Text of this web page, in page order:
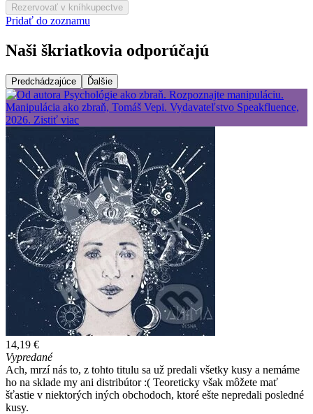
Rezervovať v kníhkupectve
Pridať do zoznamu
Naši škriatkovia odporúčajú
Predchádzajúce Ďalšie
14,19 €
Vypredané
Ach, mrzí nás to, z tohto titulu sa už predali všetky kusy a nemáme
ho na sklade my ani distribútor :( Teoreticky však môžete mať
šťastie v niektorých iných obchodoch, ktoré ešte nepredali posledné
kusy.